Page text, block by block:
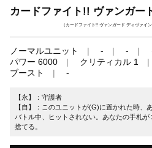
カードファイト!! ヴァンガー
（カードファイト!! ヴァンガード ディヴァイ
ノーマルユニット - -
パワー 6000
クリティカル 1
ブースト
-
【永】：守護者
【自】：このユニットが(G)に置かれた時、
バトル中、ヒットされない。あなたの手札が
捨てる。